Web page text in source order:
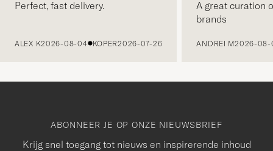
Perfect, fast delivery.
ALEX K2026-08-04 KOPER2026-07-26
A great curation
brands
ANDREI M2026-08-
ABONNEER JE OP ONZE NIEUWSBRIEF
Krijg snel toegang tot nieuws en inspirerende inhoud